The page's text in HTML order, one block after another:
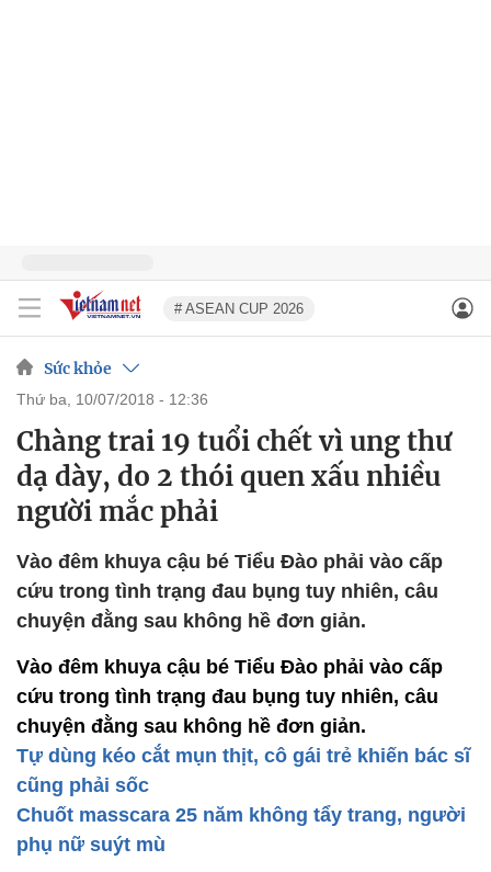
# ASEAN CUP 2026
Sức khỏe
thứ ba, 10/07/2018 - 12:36
Chàng trai 19 tuổi chết vì ung thư
dạ dày, do 2 thói quen xấu nhiều
người mắc phải
Vào đêm khuya cậu bé Tiểu Đào phải vào cấp
cứu trong tình trạng đau bụng tuy nhiên, câu
chuyện đằng sau không hề đơn giản.
Vào đêm khuya cậu bé Tiểu Đào phải vào cấp
cứu trong tình trạng đau bụng tuy nhiên, câu
chuyện đằng sau không hề đơn giản.
Tự dùng kéo cắt mụn thịt, cô gái trẻ khiến bác sĩ
cũng phải sốc
Chuốt masscara 25 năm không tẩy trang, người
phụ nữ suýt mù